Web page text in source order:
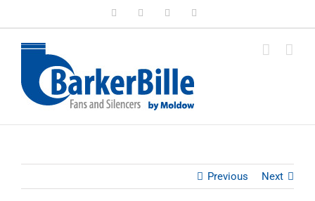
LinkedInFacebookInstagram
Previous Next